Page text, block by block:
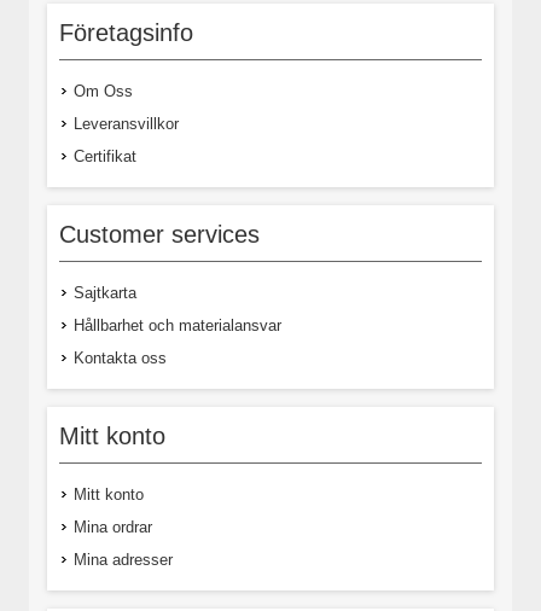
Företagsinfo
Om Oss
Leveransvillkor
Certifikat
Customer services
Sajtkarta
Hållbarhet och materialansvar
Kontakta oss
Mitt konto
Mitt konto
Mina ordrar
Mina adresser